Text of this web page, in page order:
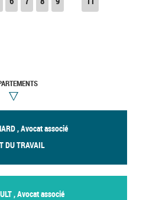
, Avocat associé
DU TRAVAIL
, Avocat associé